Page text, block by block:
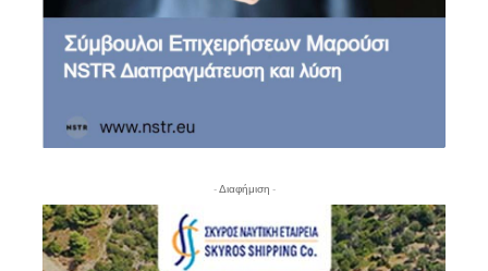
- Διαφήμιση -